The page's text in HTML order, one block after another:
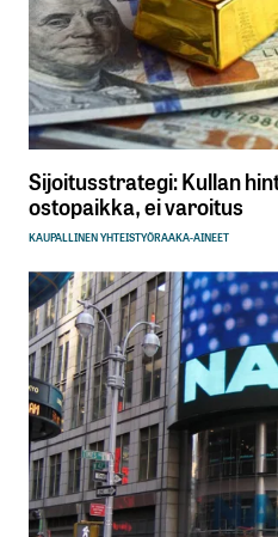
Sijoitusstrategi: Kullan
ostopaikka, ei varoitus
KAUPALLINEN YHTEISTYÖRAAKA-AINEET